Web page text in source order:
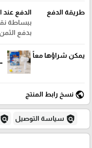
طريقة الدفع
الدفع عند
ببساطة
بدفع
يمكن شراؤها معاً
public نسخ رابط المنتج
policy سياسة التوصيل policy